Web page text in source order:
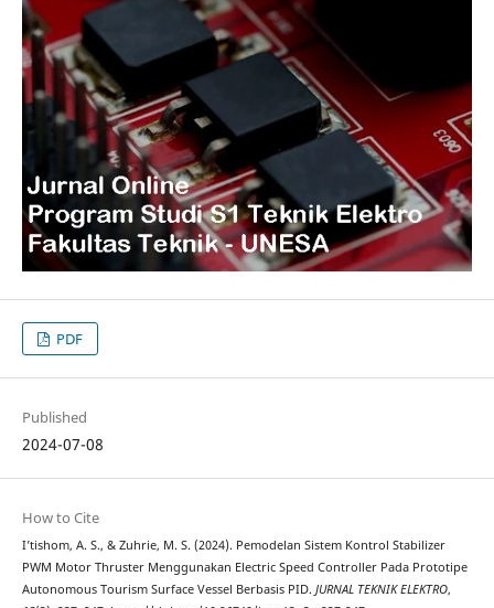
PDF
Published
2024-07-08
How to Cite
I’tishom, A. S., & Zuhrie, M. S. (2024). Pemodelan Sistem Kontrol Stabilizer
PWM Motor Thruster Menggunakan Electric Speed Controller Pada Prototipe
Autonomous Tourism Surface Vessel Berbasis PID. JURNAL TEKNIK ELEKTRO,